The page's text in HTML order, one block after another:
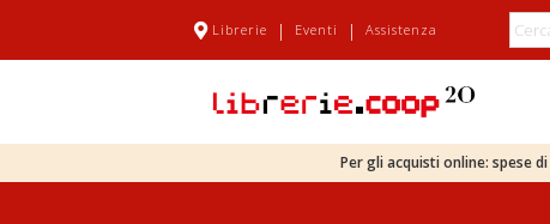
Librerie | Eventi | Assistenza
Per gli acquisti online: spese